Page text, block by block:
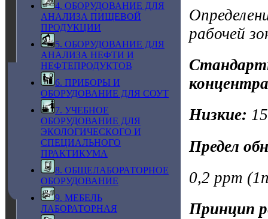
4. ОБОРУДОВАНИЕ ДЛЯ
АНАЛИЗА ПИЩЕВОЙ
ПРОДУКЦИИ
5. ОБОРУДОВАНИЕ ДЛЯ
АНАЛИЗА НЕФТИ И
НЕФТЕПРОДУКТОВ
6. ПРИБОРЫ И
ОБОРУДОВАНИЕ ДЛЯ СОУТ
7. УЧЕБНОЕ
ОБОРУДОВАНИЕ ДЛЯ
ЭКОЛОГИЧЕСКОГО И
СПЕЦИАЛЬНОГО
ПРАКТИКУМА
8. ОБЩЕЛАБОРАТОРНОЕ
ОБОРУДОВАНИЕ
9. МЕБЕЛЬ
ЛАБОРАТОРНАЯ
рабочей
Низкие:
Предел
0,2 ppm
Принцип